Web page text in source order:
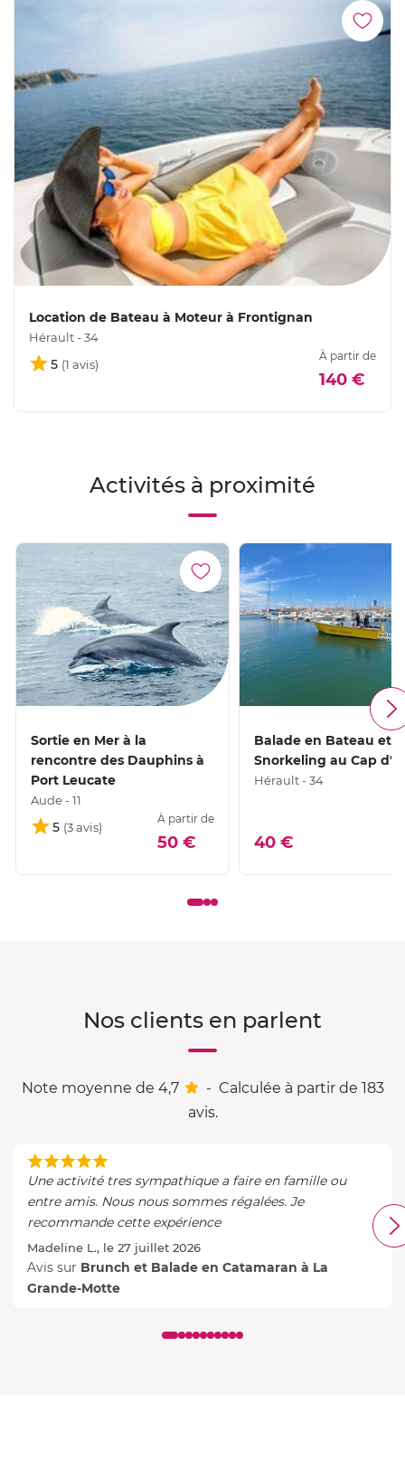
Location de Bateau à Moteur à Frontignan
Hérault - 34
5
À partir de
140 €
Activités à proximité
Sortie en Mer à la
rencontre des Dauphins à
Port Leucate
Aude - 11
5
À partir de
50 €
Balade en Bateau et
Snorkeling au Cap
Hérault - 34
40 €
Nos clients en parlent
Note moyenne de 4,7 - Calculée à partir de 183
avis.
Une activité tres sympathique a faire en famille ou
entre amis. Nous nous sommes régalées. Je
recommande cette expérience
Madeline L., le 27 juillet 2026
Avis sur Brunch et Balade en Catamaran à La
Grande-Motte